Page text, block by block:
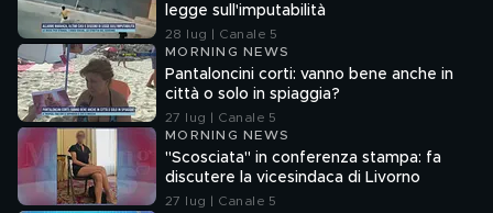
legge sull'imputabilità
28 lug | Canale 5
MORNING NEWS
Pantaloncini corti: vanno bene anche in
città o solo in spiaggia?
27 lug | Canale 5
MORNING NEWS
"Scosciata" in conferenza stampa: fa
discutere la vicesindaca di Livorno
27 lug | Canale 5